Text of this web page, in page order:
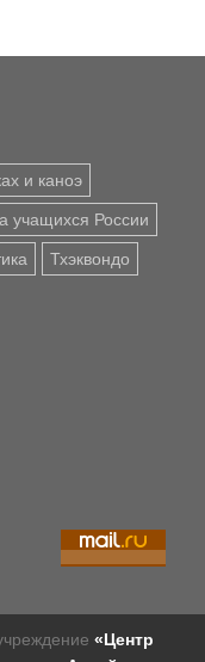
Крыльям» в первом
и каноэ
учащихся России
Тхэквондо
«Центр